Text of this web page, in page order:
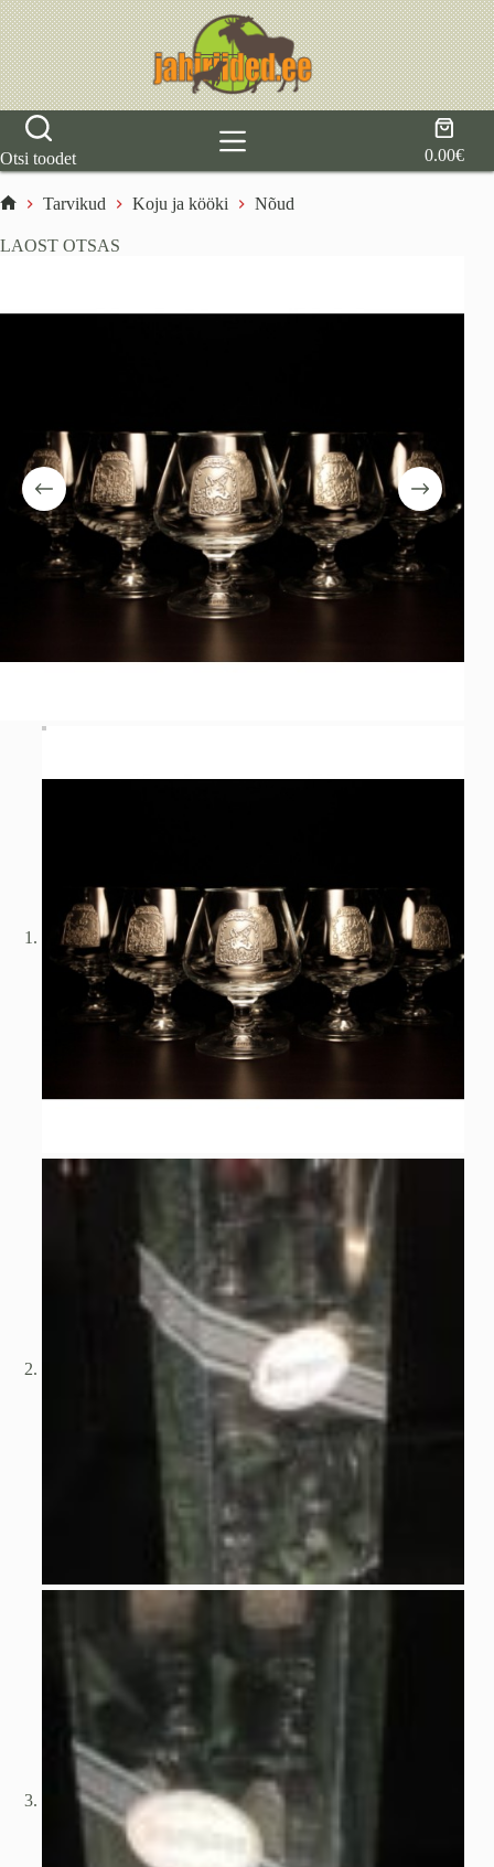
Skip
to
content
Otsi toodet
cart
0.00€
Tarvikud Koju ja kööki Nõud
LAOST OTSAS